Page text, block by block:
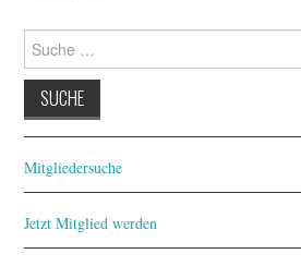
S. KRACAUER PREIS
WOCHE DER KRITIK
Suche
nach:
Mitgliedersuche
Jetzt Mitglied werden